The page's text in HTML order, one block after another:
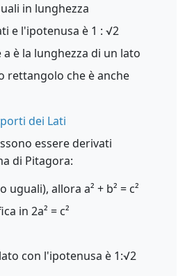
in lunghezza
e l'ipotenusa è 1 : √2
a è la lunghezza di un lato
rettangolo che è anche
dei Lati
essere derivati
di Pitagora:
uguali), allora a² + b² = c²
in 2a² = c²
con l'ipotenusa è 1:√2